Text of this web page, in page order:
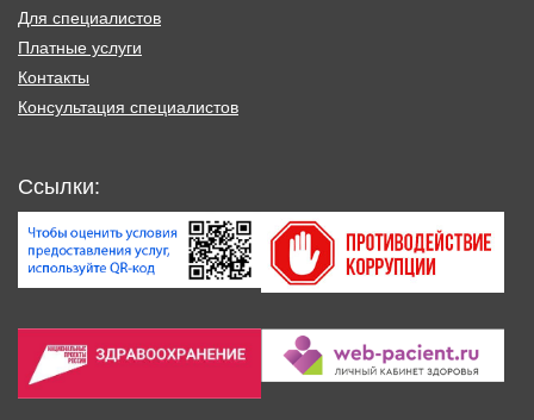
Для специалистов
Платные услуги
Контакты
Консультация специалистов
Ссылки: